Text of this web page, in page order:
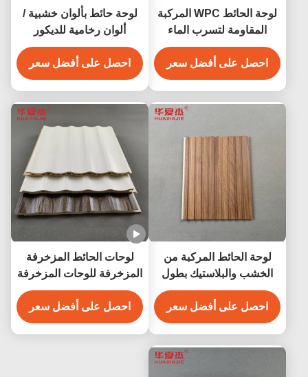
لوحة الحائط WPC المركبة
المقاومة لتسرب الماء
داخلي 200 مم × 16 مم
احصل على أفضل سعر
لوحة حائط بألوان خشبية /
ألوان رخامية للديكور
الداخلي والخارجي بطول 2.9
م / 3 م متاح
احصل على أفضل سعر
لوحة الحائط المركبة من
الخشب والبلاستيك بطول
2.9 م / 3 م حسب الطلب
احصل على أفضل سعر
لوحات الحائط المزخرفة
المزخرفة للوحات المزخرفة
المزخرفة
احصل على أفضل سعر